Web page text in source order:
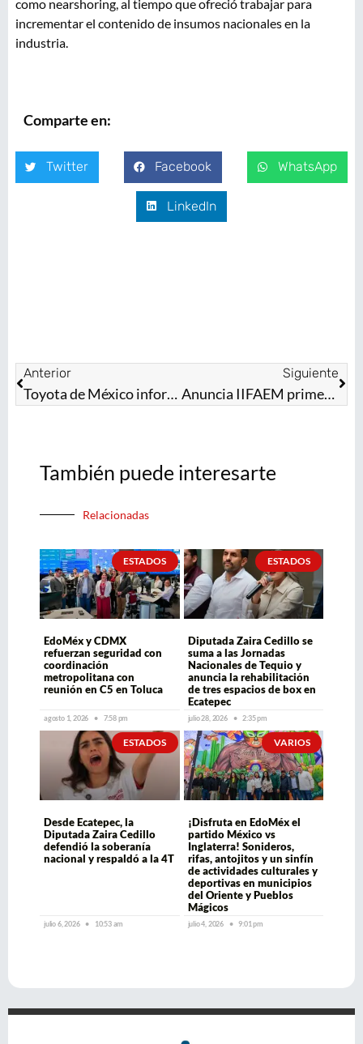
como nearshoring, al tiempo que ofreció trabajar para
incrementar el contenido de insumos nacionales en la
industria.
Comparte en:
Twitter Facebook WhatsApp
LinkedIn
Anterior
Toyota de México informa a la Secretaría de Economía sobre inversión de 1,450 millones de dólares
Siguiente
Anuncia IIFAEM primera Feria Artesanal del Estado de México “Manos Mágicas”
También puede interesarte
Relacionadas
ESTADOS
EdoMéx y CDMX
refuerzan seguridad con
coordinación
metropolitana con
reunión en C5 en Toluca
agosto 1, 2026 7:58 pm
ESTADOS
Diputada Zaira Cedillo se
suma a las Jornadas
Nacionales de Tequio y
anuncia la rehabilitación
de tres espacios de box en
Ecatepec
julio 28, 2026 2:35 pm
ESTADOS
Desde Ecatepec, la
Diputada Zaira Cedillo
defendió la soberanía
nacional y respaldó a la 4T
julio 6, 2026 10:53 am
VARIOS
¡Disfruta en EdoMéx el
partido México vs
Inglaterra! Sonideros,
rifas, antojitos y un sinfín
de actividades culturales y
deportivas en municipios
del Oriente y Pueblos
Mágicos
julio 4, 2026 9:01 pm